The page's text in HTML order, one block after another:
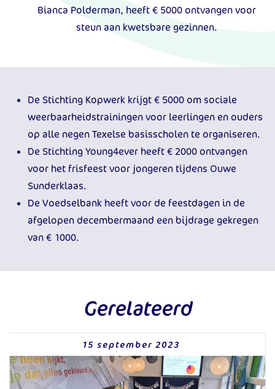
Bianca Polderman, heeft € 5000 ontvangen voor
steun aan kwetsbare gezinnen.
De Stichting Kopwerk krijgt € 5000 om sociale
weerbaarheidstrainingen voor leerlingen en ouders
op alle negen Texelse basisscholen te organiseren.
De Stichting Young4ever heeft € 2000 ontvangen
voor het frisfeest voor jongeren tijdens Ouwe
Sunderklaas.
De Voedselbank heeft voor de feestdagen in de
afgelopen decembermaand een bijdrage gekregen
van € 1000.
Gerelateerd
15 september 2023